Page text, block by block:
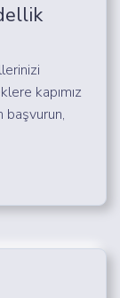
kapımız
başvurun,